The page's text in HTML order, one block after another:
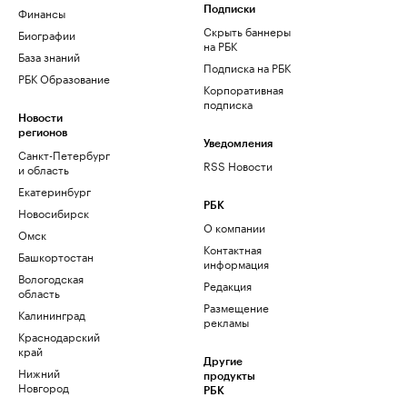
Финансы
Биографии
База знаний
РБК Образование
Новости
регионов
Санкт-Петербург
и область
Екатеринбург
Новосибирск
Омск
Башкортостан
Вологодская
область
Калининград
Краснодарский
край
Нижний
Новгород
Подписки
Скрыть баннеры
на РБК
Подписка на РБК
Корпоративная
подписка
Уведомления
RSS Новости
РБК
О компании
Контактная
информация
Редакция
Размещение
рекламы
Другие
продукты
РБК